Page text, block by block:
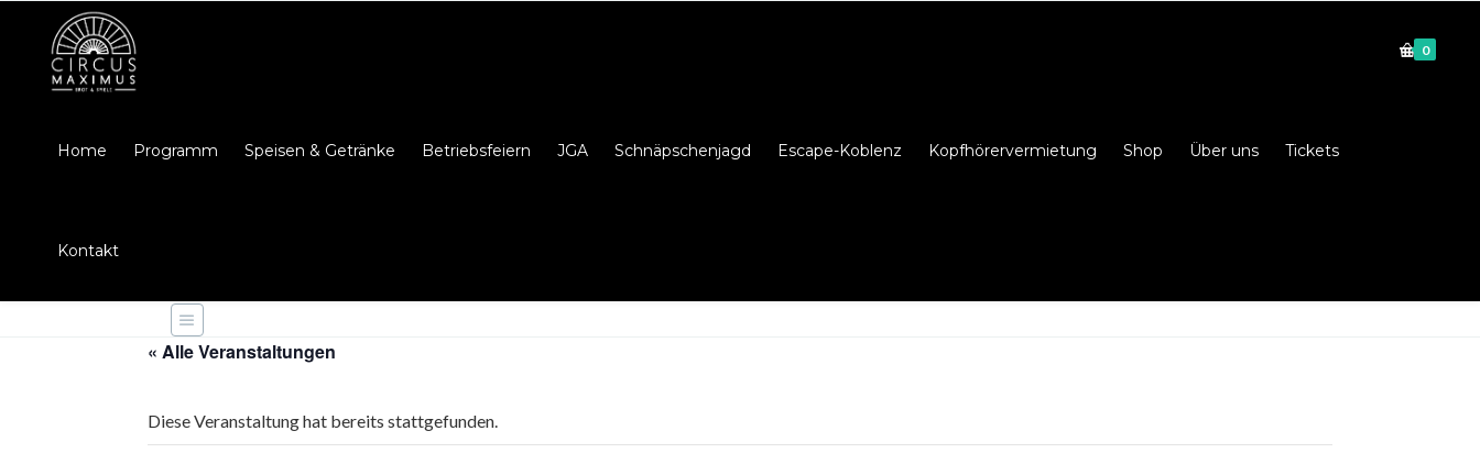
0
Home Programm Speisen & Getränke Betriebsfeiern JGA Schnäpschenjagd Escape-Koblenz Kopfhörervermietung Shop Über uns Tickets
Kontakt
« Alle Veranstaltungen
Diese Veranstaltung hat bereits stattgefunden.